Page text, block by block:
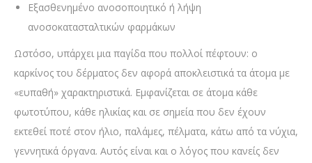
Εξασθενημένο ανοσοποιητικό ή λήψη
ανοσοκατασταλτικών φαρμάκων
Ωστόσο, υπάρχει μια παγίδα που πολλοί πέφτουν: ο
καρκίνος του δέρματος δεν αφορά αποκλειστικά τα άτομα με
«ευπαθή» χαρακτηριστικά. Εμφανίζεται σε άτομα κάθε
φωτοτύπου, κάθε ηλικίας και σε σημεία που δεν έχουν
εκτεθεί ποτέ στον ήλιο, παλάμες, πέλματα, κάτω από τα νύχια,
γεννητικά όργανα. Αυτός είναι και ο λόγος που κανείς δεν